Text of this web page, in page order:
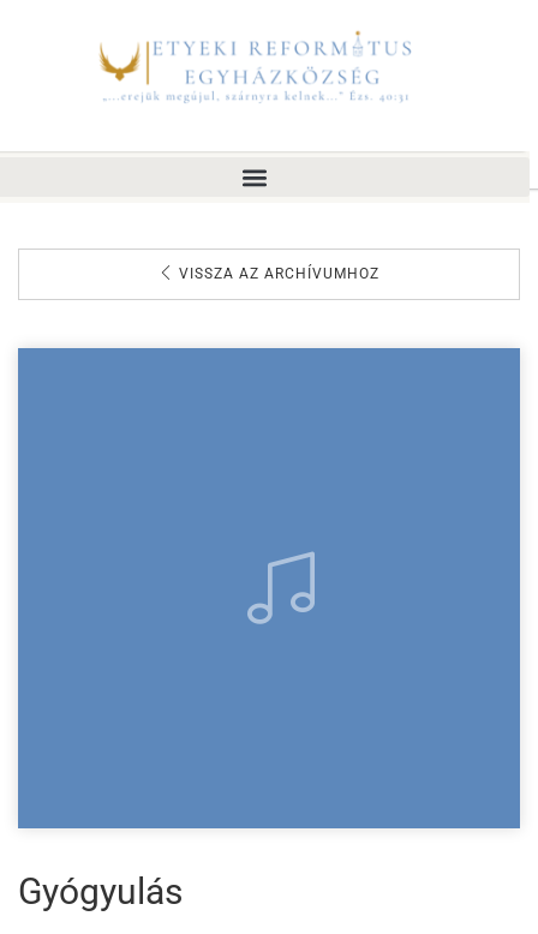
VISSZA AZ ARCHÍVUMHOZ
Gyógyulás